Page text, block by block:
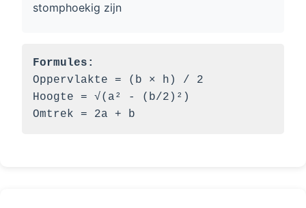
stomphoekig zijn
Formules:
Oppervlakte = (b × h) / 2
Hoogte = √(a² - (b/2)²)
Omtrek = 2a + b